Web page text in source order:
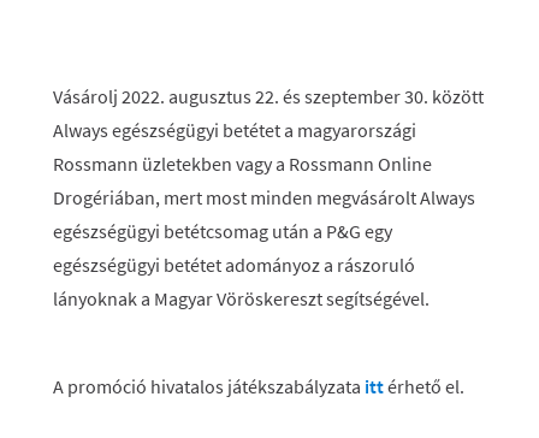
Vásárolj 2022. augusztus 22. és szeptember 30. között
Always egészségügyi betétet a magyarországi
Rossmann üzletekben vagy a Rossmann Online
Drogériában, mert most minden megvásárolt Always
egészségügyi betétcsomag után a P&G egy
egészségügyi betétet adományoz a rászoruló
lányoknak a Magyar Vöröskereszt segítségével.
A promóció hivatalos játékszabályzata ittérhető el.